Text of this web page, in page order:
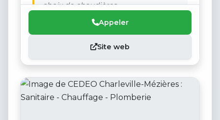
choix de chaudières.
Appeler
Site web